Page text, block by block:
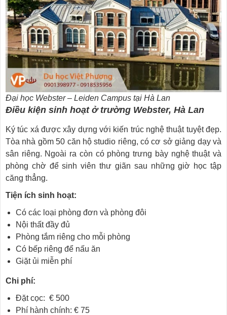
Đại học Webster – Leiden Campus tại Hà Lan
Điều kiện sinh hoạt ở trường Webster, Hà Lan
Ký túc xá được xây dựng với kiến trúc nghệ thuật tuyệt đẹp.
Tòa nhà gồm 50 căn hộ studio riêng, có cơ sở giảng dạy và
sân riêng. Ngoài ra còn có phòng trưng bày nghệ thuật và
phòng chờ để sinh viên thư giãn sau những giờ học tập
căng thẳng.
Tiện ích sinh hoạt:
Có các loại phòng đơn và phòng đôi
Nội thất đầy đủ
Phòng tắm riêng cho mỗi phòng
Có bếp riêng để nấu ăn
Giặt ủi miễn phí
Chi phí:
Đặt cọc: € 500
Phí hành chính: € 75